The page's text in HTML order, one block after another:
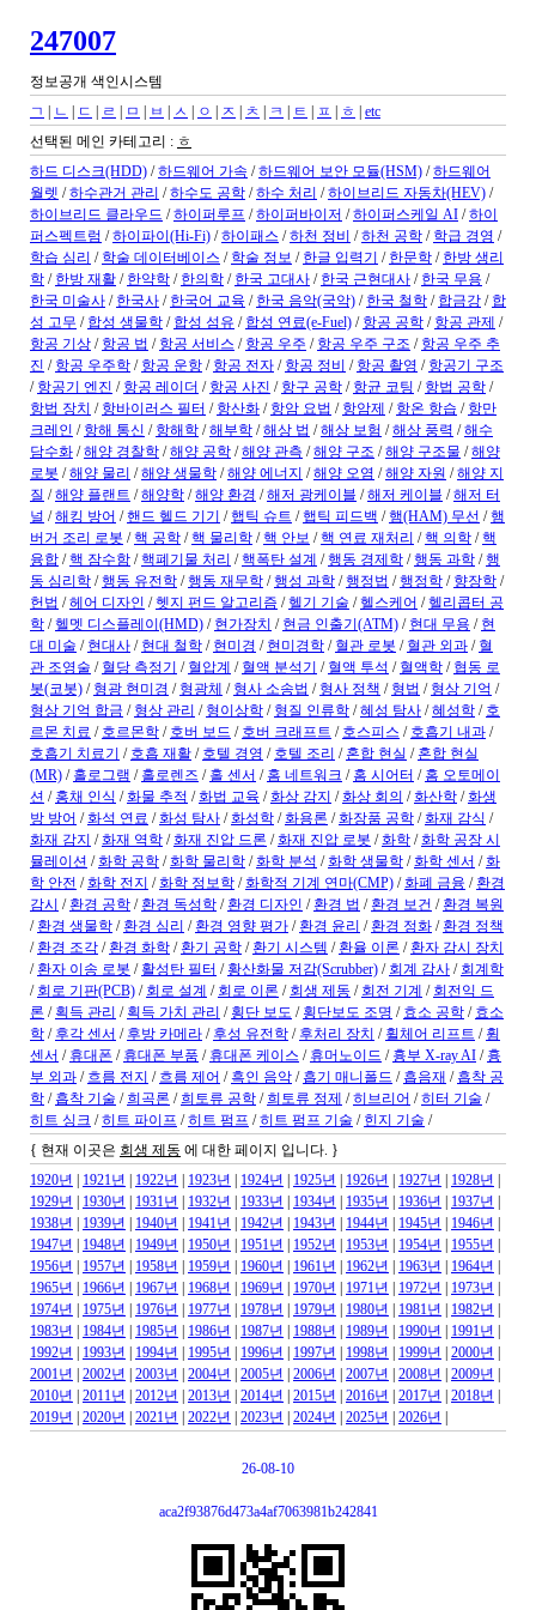
247007
정보공개 색인시스템
ㄱ
ㄴ ㄷ ㄹ ㅁ ㅂ ㅅ ㅇ ㅈ ㅊ ㅋ ㅌ ㅍ ㅎ
etc
선택된 메인 카테고리 : ㅎ
하드 디스크(HDD) /하드웨어 가속 /하드웨어 보안 모듈(HSM) /하드웨어
월렛 /하수관거 관리 /하수도 공학 /하수 처리 /하이브리드 자동차(HEV) /
하이브리드 클라우드 /하이퍼루프 /하이퍼바이저 /하이퍼스케일 AI /하이
퍼스펙트럼 /하이파이(Hi-Fi) /하이패스 /하천 정비 /하천 공학 / 학급 경영 /
학습 심리 / 학술 데이터베이스 / 학술 정보 / 한글 입력기 / 한문학 / 한방 생리
학 / 한방 재활 / 한약학 / 한의학 / 한국 고대사 / 한국 근현대사 / 한국 무용 /
한국 미술사 / 한국사 / 한국어 교육 / 한국 음악(국악) / 한국 철학 / 합금강 / 합
성 고무 / 합성 생물학 / 합성 섬유 / 합성 연료(e-Fuel) / 항공 공학 / 항공 관제 /
항공 기상 / 항공 법 / 항공 서비스 / 항공 우주 / 항공 우주 구조 / 항공 우주 추
진 / 항공 우주학 / 항공 운항 / 항공 전자 / 항공 정비 / 항공 촬영 / 항공기 구조
/ 항공기 엔진 / 항공 레이더 / 항공 사진 / 항구 공학 / 항균 코팅 / 항법 공학 /
항법 장치 / 항바이러스 필터 / 항산화 / 항암 요법 / 항암제 / 항온 항습 / 항만
크레인 / 항해 통신 / 항해학 /해부학 /해상 법 /해상 보험 /해상 풍력 /해수
담수화 /해양 경찰학 /해양 공학 /해양 관측 /해양 구조 /해양 구조물 /해양
로봇 /해양 물리 /해양 생물학 /해양 에너지 /해양 오염 /해양 자원 /해양 지
질 /해양 플랜트 /해양학 /해양 환경 /해저 광케이블 /해저 케이블 /해저 터
널 /해킹 방어 /핸드 헬드 기기 /햅틱 슈트 /햅틱 피드백 /햄(HAM) 무선 /햄
버거 조리 로봇 /핵 공학 /핵 물리학 /핵 안보 /핵 연료 재처리 /핵 의학 /핵
융합 /핵 잠수함 /핵폐기물 처리 /핵폭탄 설계 /행동 경제학 /행동 과학 /행
동 심리학 /행동 유전학 /행동 재무학 /행성 과학 /행정법 /행정학 / 향장학 /
헌법 /헤어 디자인 /헷지 펀드 알고리즘 /헬기 기술 /헬스케어 /헬리콥터 공
학 /헬멧 디스플레이(HMD) / 현가장치 / 현금 인출기(ATM) / 현대 무용 / 현
대 미술 / 현대사 / 현대 철학 / 현미경 / 현미경학 / 혈관 로봇 / 혈관 외과 / 혈
관 조영술 / 혈당 측정기 / 혈압계 / 혈액 분석기 / 혈액 투석 / 혈액학 / 협동 로
봇(코봇) / 형광 현미경 / 형광체 / 형사 소송법 / 형사 정책 / 형법 / 형상 기억 /
형상 기억 합금 / 형상 관리 / 형이상학 / 형질 인류학 /혜성 탐사 /혜성학 / 호
르몬 치료 / 호르몬학 / 호버 보드 / 호버 크래프트 / 호스피스 / 호흡기 내과 /
호흡기 치료기 / 호흡 재활 / 호텔 경영 / 호텔 조리 / 혼합 현실 / 혼합 현실
(MR) / 홀로그램 / 홀로렌즈 / 홀 센서 / 홈 네트워크 / 홈 시어터 / 홈 오토메이
션 / 홍채 인식 /화물 추적 /화법 교육 /화상 감지 /화상 회의 /화산학 /화생
방 방어 /화석 연료 /화성 탐사 /화성학 /화용론 /화장품 공학 /화재 감식 /
화재 감지 /화재 역학 /화재 진압 드론 /화재 진압 로봇 /화학 /화학 공장 시
뮬레이션 /화학 공학 /화학 물리학 /화학 분석 /화학 생물학 /화학 센서 /화
학 안전 /화학 전지 /화학 정보학 /화학적 기계 연마(CMP) /화폐 금융 /환경
감시 /환경 공학 /환경 독성학 /환경 디자인 /환경 법 /환경 보건 /환경 복원
/환경 생물학 /환경 심리 /환경 영향 평가 /환경 윤리 /환경 정화 /환경 정책
/환경 조각 /환경 화학 /환기 공학 /환기 시스템 /환율 이론 /환자 감시 장치
/환자 이송 로봇 / 활성탄 필터 /황산화물 저감(Scrubber) / 회계 감사 / 회계학
/ 회로 기판(PCB) / 회로 설계 / 회로 이론 / 회생 제동 / 회전 기계 / 회전익 드
론 / 획득 관리 / 획득 가치 관리 / 횡단 보도 / 횡단보도 조명 / 효소 공학 / 효소
학 / 후각 센서 / 후방 카메라 / 후성 유전학 / 후처리 장치 / 휠체어 리프트 / 휨
센서 / 휴대폰 / 휴대폰 부품 / 휴대폰 케이스 / 휴머노이드 / 흉부 X-ray AI / 흉
부 외과 / 흐름 전지 / 흐름 제어 / 흑인 음악 / 흡기 매니폴드 / 흡음재 / 흡착 공
학 / 흡착 기술 /희곡론 /희토류 공학 /희토류 정제 /히브리어 /히터 기술 /
히트 싱크 /히트 파이프 /히트 펌프 /히트 펌프 기술 / 힌지 기술 /
{ 현재 이곳은 회생 제동 에 대한 페이지 입니다. }
1920년
1921년 1922년 1923년 1924년 1925년 1926년 1927년 1928년
1929년
1930년 1931년 1932년 1933년 1934년 1935년 1936년 1937년
1938년
1939년 1940년 1941년 1942년 1943년 1944년 1945년 1946년
1947년
1948년 1949년 1950년 1951년 1952년 1953년 1954년 1955년
1956년
1957년 1958년 1959년 1960년 1961년 1962년 1963년 1964년
1965년
1966년 1967년 1968년 1969년 1970년 1971년 1972년 1973년
1974년
1975년 1976년 1977년 1978년 1979년 1980년 1981년 1982년
1983년
1984년 1985년 1986년 1987년 1988년 1989년 1990년 1991년
1992년
1993년 1994년 1995년 1996년 1997년 1998년 1999년 2000년
2001년
2002년 2003년 2004년 2005년 2006년 2007년 2008년 2009년
2010년
2011년 2012년 2013년 2014년 2015년 2016년 2017년 2018년
2019년
2020년 2021년 2022년 2023년 2024년 2025년 2026년
26-08-10
aca2f93876d473a4af7063981b242841